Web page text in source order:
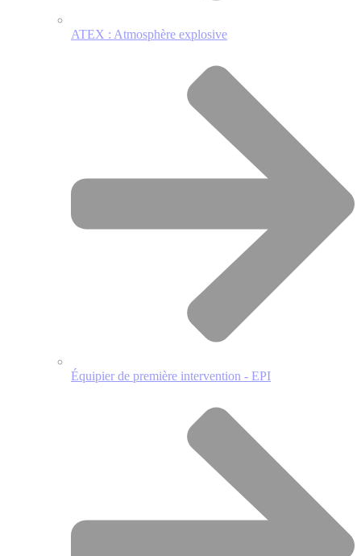
ATEX : Atmosphère explosive
Équipier de première intervention - EPI